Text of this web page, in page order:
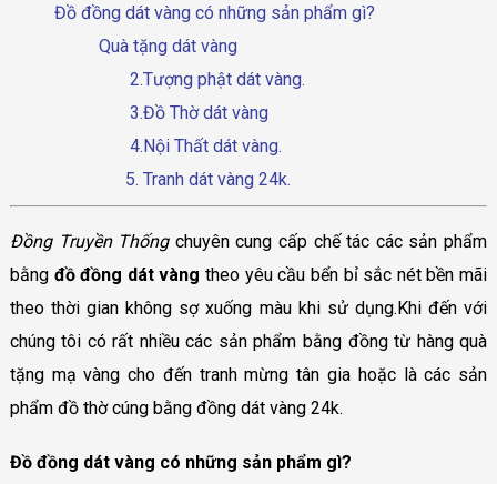
Đồ đồng dát vàng có những sản phẩm gì?
Quà tặng dát vàng
2.Tượng phật dát vàng.
3.Đồ Thờ dát vàng
4.Nội Thất dát vàng.
5. Tranh dát vàng 24k.
Đồng Truyền Thốngchuyên cung cấp chế tác các sản phẩm
bằngđồ đồng dát vàng theo yêu cầu bển bỉ sắc nét bền mãi
theo thời gian không sợ xuống màu khi sử dụng.Khi đến với
chúng tôi có rất nhiều các sản phẩm bằng đồng từ hàng quà
tặng mạ vàng cho đến tranh mừng tân gia hoặc là các sản
phẩm đồ thờ cúng bằng đồng dát vàng 24k.
Đồ đồng dát vàng có những sản phẩm gì?